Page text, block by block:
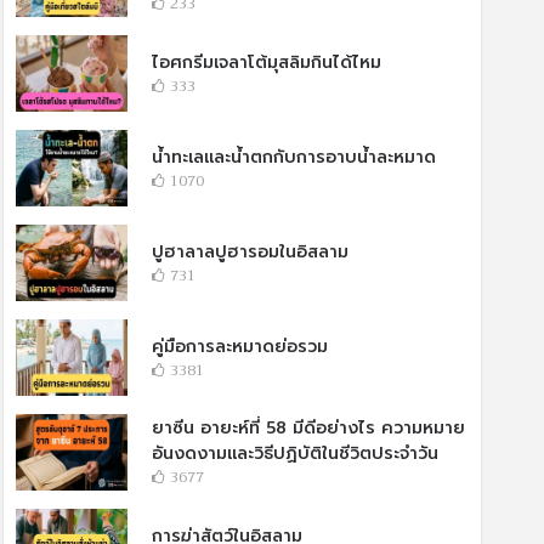
ไอศกรีมเจลาโต้มุสลิมกินได้ไหม
333
น้ำทะเลและน้ำตกกับการอาบน้ำละหมาด
1070
ปูฮาลาลปูฮารอมในอิสลาม
731
คู่มือการละหมาดย่อรวม
3381
ยาซีน อายะห์ที่ 58 มีดีอย่างไร ความหมาย
อันงดงามและวิธีปฏิบัติในชีวิตประจำวัน
3677
การฆ่าสัตว์ในอิสลาม